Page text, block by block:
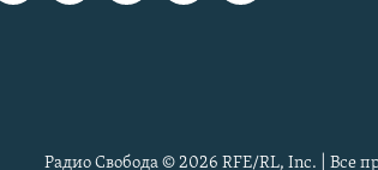
Радио Свобода © 2026 RFE/RL, Inc. | Все